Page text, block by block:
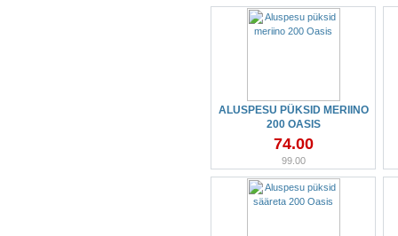
ALUSPESU PÜKSID MERIINO
200 OASIS
74.00
99.00